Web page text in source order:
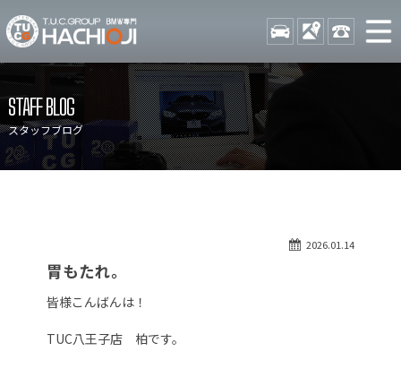
TUCグループ BMW専門 八
STOCK ACCESS 042-
ニュース
在庫リスト
目玉車両一覧
保証＆サービス
アクセスマップ
自動車保険
STAFF BLOG
スタッフブログ
2026.01.14
胃もたれ。
皆様こんばんは！
TUC八王子店 柏です。